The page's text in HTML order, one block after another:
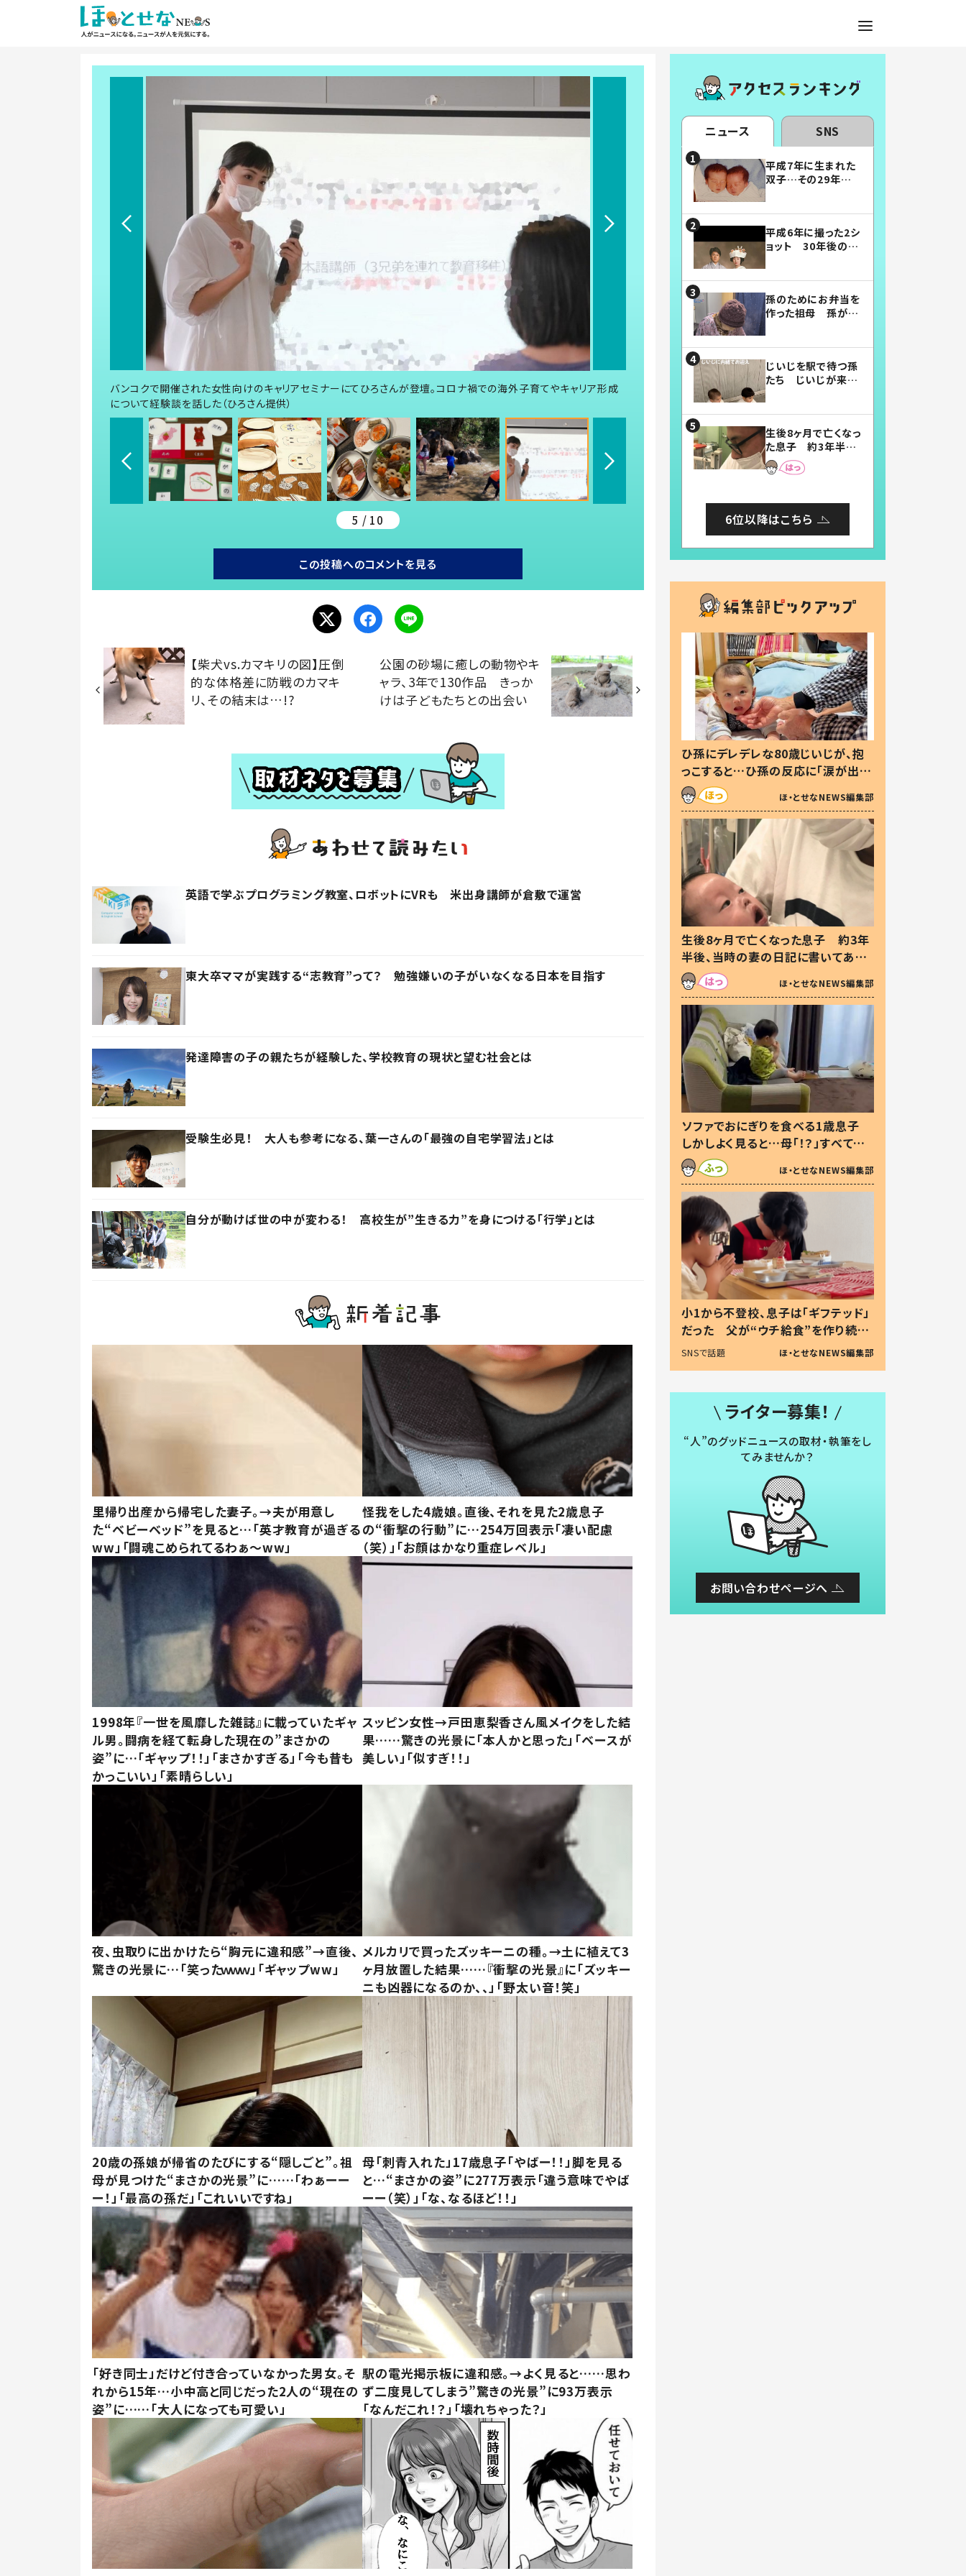
バンコクで開催された女性向けのキャリアセミナーにてひろさんが登壇。コロナ禍での海外子育てやキャリア形成
について経験談を話した（ひろさん提供）
5 / 10
この投稿へのコメントを見る
【柴犬vs.カマキリの図】圧倒
的な体格差に防戦のカマキ
リ、その結末は…!?
公園の砂場に癒しの動物やキ
ャラ、3年で130作品 きっか
けは子どもたちとの出会い
英語で学ぶプログラミング教室、ロボットにVRも 米出身講師が倉敷で運営
東大卒ママが実践する“志教育”って？ 勉強嫌いの子がいなくなる日本を目指す
発達障害の子の親たちが経験した、学校教育の現状と望む社会とは
受験生必見！ 大人も参考になる、葉一さんの「最強の自宅学習法」とは
自分が動けば世の中が変わる！ 高校生が”生きる力”を身につける「行学」とは
里帰り出産から帰宅した妻子。→夫が用意し
た“ベビーベッド”を見ると…「英才教育が過ぎる
ww」「闘魂こめられてるわぁ～ww」
怪我をした4歳娘。直後、それを見た2歳息子
の“衝撃の行動”に…254万回表示「凄い配慮
（笑）」「お顔はかなり重症レベル」
1998年『一世を風靡した雑誌』に載っていたギャ
ル男。闘病を経て転身した現在の”まさかの
姿”に…「ギャップ！！」「まさかすぎる」「今も昔も
かっこいい」「素晴らしい」
スッピン女性→戸田恵梨香さん風メイクをした結
果……驚きの光景に「本人かと思った」「ベースが
美しい」「似すぎ！！」
夜、虫取りに出かけたら“胸元に違和感”→直後、
驚きの光景に…「笑ったｗｗｗ」「ギャップww」
メルカリで買ったズッキーニの種。→土に植えて3
ヶ月放置した結果……『衝撃の光景』に「ズッキー
ニも凶器になるのか、、」「野太い音！笑」
20歳の孫娘が帰省のたびにする“隠しごと”。祖
母が見つけた“まさかの光景”に……「わぁーー
ー！」「最高の孫だ」「これいいですね」
母「刺青入れた」17歳息子「やばー！！」脚を見る
と…“まさかの姿”に277万表示「違う意味でやば
ーー（笑）」「な、なるほど！！」
「好き同士」だけど付き合っていなかった男女。そ
れから15年…小中高と同じだった2人の“現在の
姿”に……「大人になっても可愛い」
駅の電光掲示板に違和感。→よく見ると……思わ
ず二度見してしまう”驚きの光景”に93万表示
「なんだこれ！？」「壊れちゃった？」
ニュース SNS
平成7年に生まれた
双子…その29年後
平成6年に撮った2シ
ョット 30年後の姿
孫のためにお弁当を
作った祖母 孫が絶
じいじを駅で待つ孫
たち じいじが来た
まらない」「幸せにな
れる」
生後8ヶ月で亡くなっ
た息子 約3年半
後、当時の妻の日記
に書いてあった本音
6位以降はこちら
ひ孫にデレデレな80歳じいじが、抱
っこすると…ひ孫の反応に「涙が出ま
した」「可愛くて仕方ない」
ほ・とせなNEWS編集部
生後8ヶ月で亡くなった息子 約3年
半後、当時の妻の日記に書いてあっ
た本音とは
ほ・とせなNEWS編集部
ソファでおにぎりを食べる1歳息子
しかしよく見ると…母「！？」すべてを
察した母の投稿に「可愛いから許
す！」「現行犯〜」
ほ・とせなNEWS編集部
小1から不登校、息子は「ギフテッド」
だった 父が“ウチ給食”を作り続け
る理由とは #令和の親 #令和の子
SNSで話題 ほ・とせなNEWS編集部
ライター募集！
“人”のグッドニュースの取材・執筆をし
てみませんか？
お問い合わせページへ